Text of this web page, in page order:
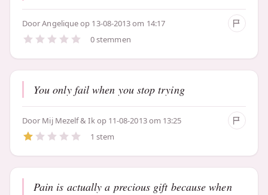
DoorAngeliqueop 13-08-2013 om 14:17
0 stemmen
You only fail when you stop trying
Door Mij Mezelf & Ikop 11-08-2013 om 13:25
1 stem
Pain is actually a precious gift because when